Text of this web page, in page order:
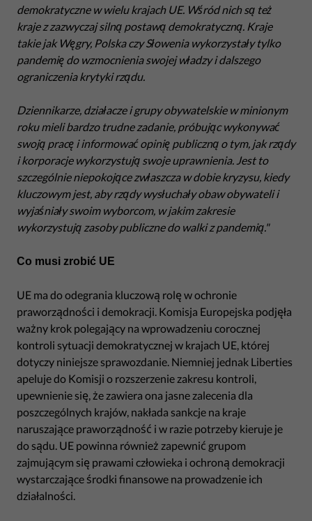
demokratyczne w wielu krajach UE. Wśród nich są też
kraje z zazwyczaj silną postawą demokratyczną. Kraje
takie jak Węgry, Polska czy Słowenia wykorzystały tylko
pandemię do wzmocnienia swojej władzy i dalszego
ograniczenia krytyki rządu.
Dziennikarze, działacze i grupy obywatelskie w minionym
roku mieli bardzo trudne zadanie, próbując wykonywać
swoją pracę i informować opinię publiczną o tym, jak rządy
i korporacje wykorzystują swoje uprawnienia. Jest to
szczególnie niepokojące zwłaszcza w dobie kryzysu, kiedy
kluczowym jest, aby rządy wysłuchały obaw obywateli i
wyjaśniały swoim wyborcom, w jakim zakresie
wykorzystują zasoby publiczne do walki z pandemią."
Co musi zrobić UE
UE ma do odegrania kluczową rolę w ochronie
praworządności i demokracji. Komisja Europejska podjęła
ważny krok polegający na wprowadzeniu corocznej
kontroli sytuacji demokratycznej w krajach UE, której
dotyczy niniejsze sprawozdanie. Niemniej jednak Liberties
apeluje do Komisji o rozszerzenie zakresu kontroli,
upewnienie się, że zawiera ona jasne zalecenia dla
poszczególnych krajów, nakłada sankcje na kraje
naruszające praworządność i w razie potrzeby kieruje je
do sądu. UE powinna również zapewnić grupom
zajmującym się prawami człowieka i ochroną demokracji
wystarczające środki finansowe na prowadzenie ich
działalności.